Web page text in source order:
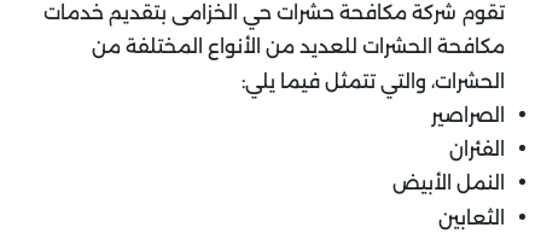
تقوم شركة مكافحة حشرات حي الخزامى بتقديم خدمات
مكافحة الحشرات للعديد من الأنواع المختلفة من
الحشرات، والتي تتمثل فيما يلي:
الصراصير
الفئران
النمل الأبيض
الثعابين